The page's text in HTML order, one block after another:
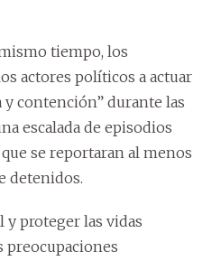
mismo tiempo, los
actores políticos a actuar
y contención” durante las
escalada de episodios
se reportaran al menos
detenidos.
y proteger las vidas
preocupaciones